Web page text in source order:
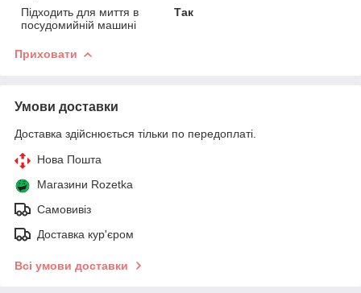
Підходить для миття в
посудомийній машині
Так
Приховати
Умови доставки
Доставка здійснюється тільки по передоплаті.
Нова Пошта
Магазини Rozetka
Самовивіз
Доставка кур'єром
Всі умови доставки